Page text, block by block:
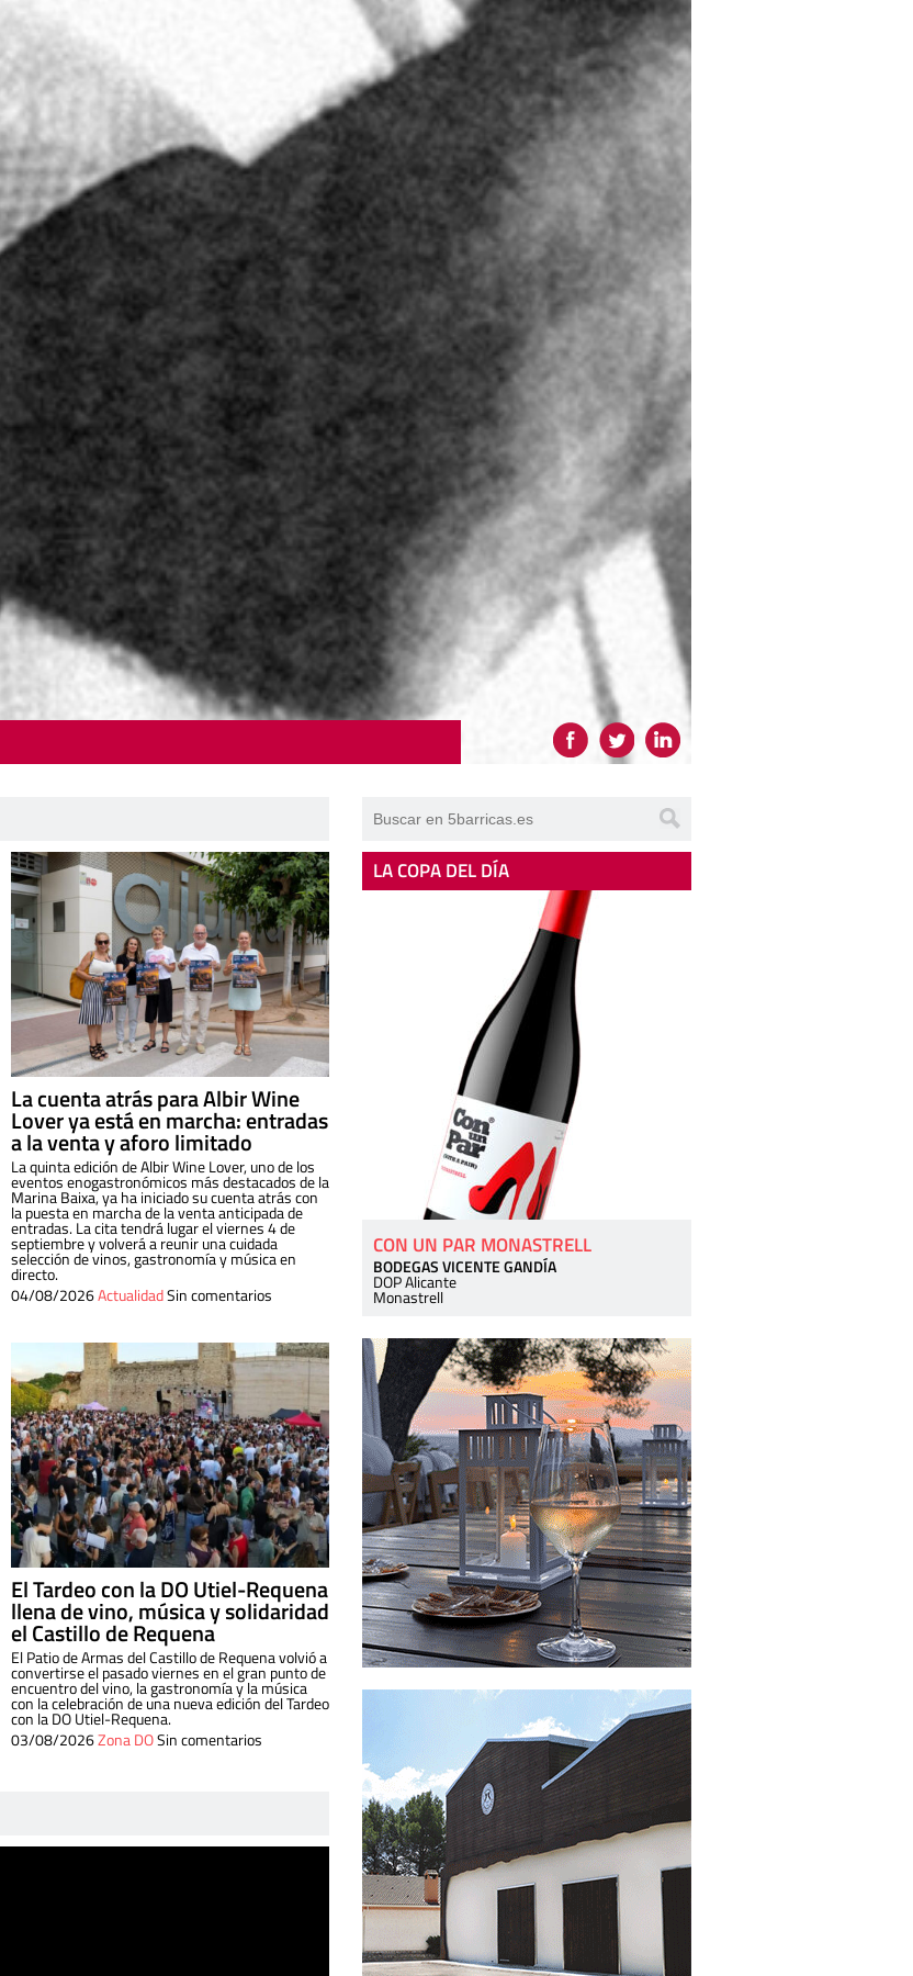
La cuenta atrás para Albir Wine
Lover ya está en marcha: entradas
a la venta y aforo limitado
La quinta edición de Albir Wine Lover, uno de los
eventos enogastronómicos más destacados de la
Marina Baixa, ya ha iniciado su cuenta atrás con
la puesta en marcha de la venta anticipada de
entradas. La cita tendrá lugar el viernes 4 de
septiembre y volverá a reunir una cuidada
selección de vinos, gastronomía y música en
directo.
04/08/2026ActualidadSin comentarios
El Tardeo con la DO Utiel-Requena
llena de vino, música y solidaridad
el Castillo de Requena
El Patio de Armas del Castillo de Requena volvió a
convertirse el pasado viernes en el gran punto de
encuentro del vino, la gastronomía y la música
con la celebración de una nueva edición del Tardeo
con la DO Utiel-Requena.
03/08/2026Zona DOSin comentarios
LA COPA DEL DÍA
CON UN PAR MONASTRELL
BODEGAS VICENTE GANDÍA
DOP Alicante
Monastrell